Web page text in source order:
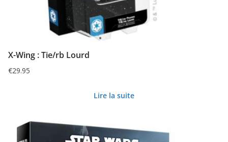
X-Wing : Tie/rb Lourd
€29.95
Lire la suite